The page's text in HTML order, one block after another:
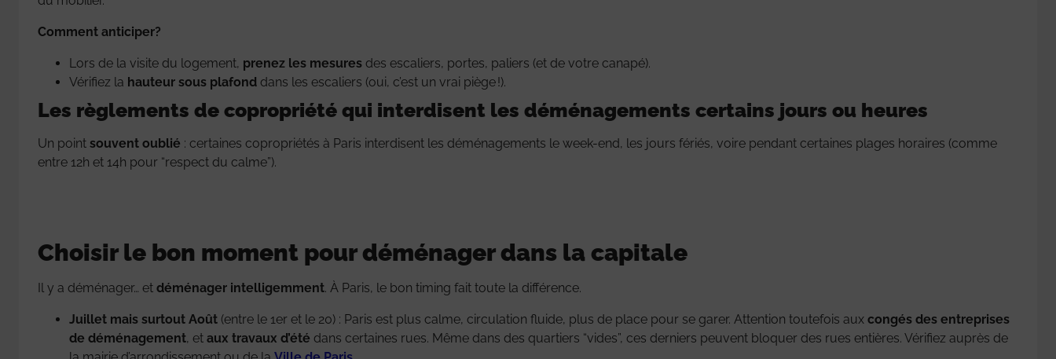
Comment anticiper?
Lors de la visite du logement, prenez les mesures des escaliers, portes, paliers (et de votre canapé).
Vérifiez la hauteur sous plafond dans les escaliers (oui, c’est un vrai piège !).
Les règlements de copropriété qui interdisent les déménagements certains jours ou heures
Un point souvent oublié : certaines copropriétés à Paris interdisent les déménagements le week-end, les jours fériés, voire pendant certaines plages horaires (comme
entre 12h et 14h pour “respect du calme”).
Choisir le bon moment pour déménager dans la capitale
Il y a déménager… et déménager intelligemment. À Paris, le bon timing fait toute la différence.
Juillet mais surtout Août (entre le 1er et le 20) : Paris est plus calme, circulation fluide, plus de place pour se garer. Attention toutefois aux congés des entreprises
de déménagement, et aux travaux d’été dans certaines rues. Même dans des quartiers “vides”, ces derniers peuvent bloquer des rues entières. Vérifiez auprès de